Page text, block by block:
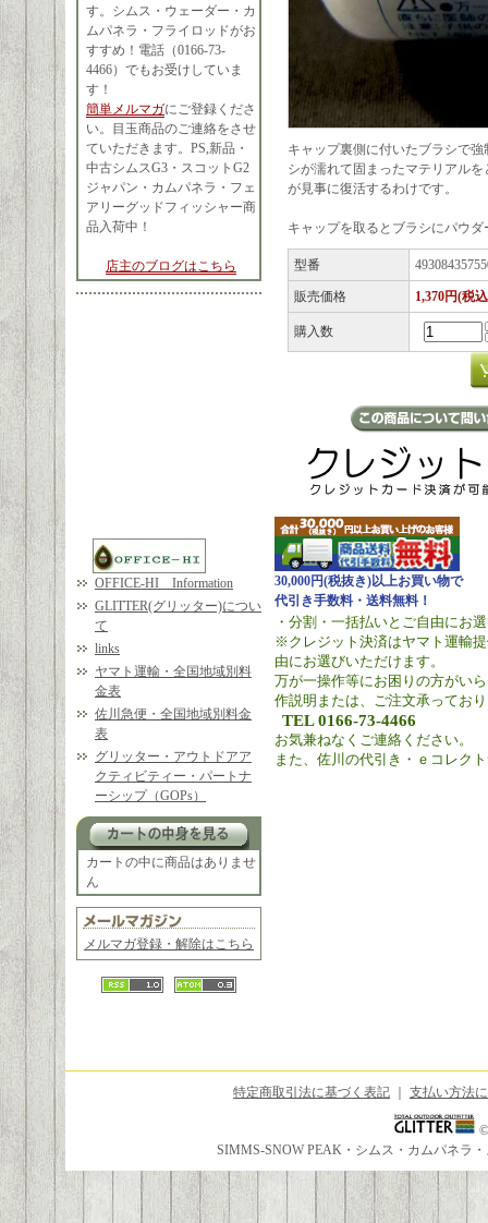
す。シムス・ウェーダー・カ
ムパネラ・フライロッドがお
すすめ！電話（0166-73-
4466）でもお受けしていま
す！
簡単メルマガにご登録くださ
い。目玉商品のご連絡をさせ
ていただきます。PS,新品・
中古シムスG3・スコットG2
ジャパン・カムパネラ・フェ
アリーグッドフィッシャー商
品入荷中！
店主のブログはこちら
OFFICE-HI Information
GLITTER(グリッター)につい
て
links
ヤマト運輸・全国地域別料
金表
佐川急便・全国地域別料金
表
グリッター・アウトドアア
クティビティー・パートナ
ーシップ（GOPs）
カートの中に商品はありませ
ん
メルマガ登録・解除はこちら
キャップ裏側に付いたブラシで
シが濡れて固まったマテリアル
が見事に復活するわけです。
キャップを取るとブラシにパウ
型番
販売価格 1,370円(税
購入数
30,000円(税抜き)以上お買い物で
代引き手数料・送料無料！
・分割・一括払いとご自由にお
※クレジット決済はヤマト運輸
由にお選びいただけます。
万が一操作等にお困りの方がい
作説明または、ご注文承ってお
TEL 0166-73-4466
お気兼ねなくご連絡ください。
また、佐川の代引き・ｅコレク
特定商取引法に基づく表記 支払い方法
SIMMS-SNOW PEAK・シムス・カムパネラ